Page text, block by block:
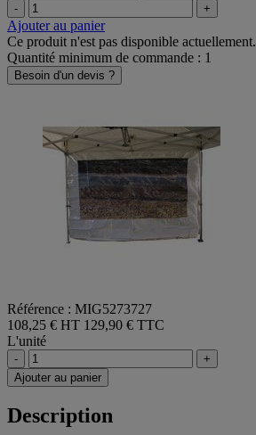
- +
Ajouter au panier
Ce produit n'est pas disponible actuellement.
Quantité minimum de commande : 1
Besoin d'un devis ?
Référence : MIG5273727
108,25 € HT 129,90 € TTC
L'unité
-
+
Ajouter au panier
Description